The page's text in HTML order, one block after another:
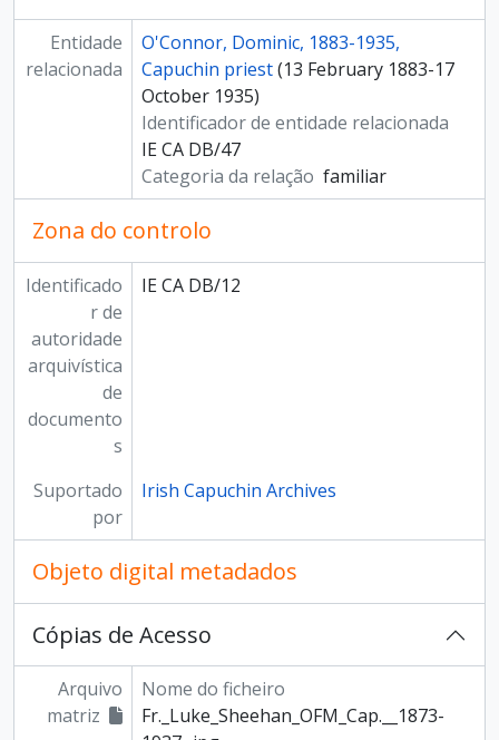
Entidade
relacionada
O'Connor, Dominic, 1883-1935,
Capuchin priest (13 February 1883-17
October 1935)
Identificador de entidade relacionada
IE CA DB/47
Categoria da relação familiar
Zona do controlo
Identificado
r de
autoridade
arquivística
de
documento
s
IE CA DB/12
Suportado
por
Irish Capuchin Archives
Objeto digital metadados
Cópias de Acesso
Arquivo
matriz
Nome do ficheiro
Fr._Luke_Sheehan_OFM_Cap.__1873-